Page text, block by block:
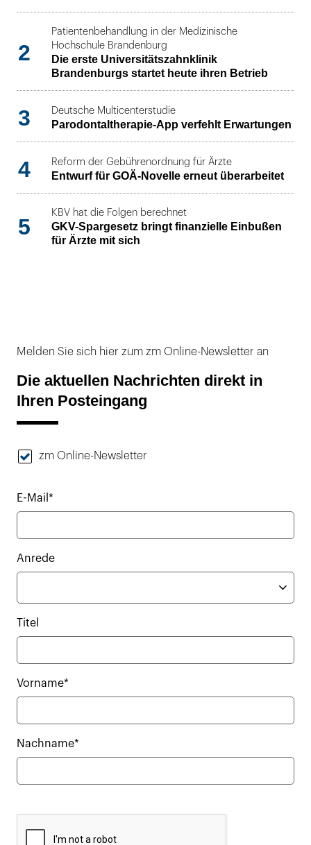
2
Patientenbehandlung in der Medizinische
Hochschule Brandenburg
Die erste Universitätszahnklinik
Brandenburgs startet heute ihren Betrieb
3 Deutsche Multicenterstudie
Parodontaltherapie-App verfehlt Erwartungen
4 Reform der Gebührenordnung für Ärzte
Entwurf für GOÄ-Novelle erneut überarbeitet
5
KBV hat die Folgen berechnet
GKV-Spargesetz bringt finanzielle Einbußen
für Ärzte mit sich
Melden Sie sich hier zum zm Online-Newsletter an
Die aktuellen Nachrichten direkt in
Ihren Posteingang
zm Online-Newsletter
E-Mail*
Anrede
Titel
Vorname*
Nachname*